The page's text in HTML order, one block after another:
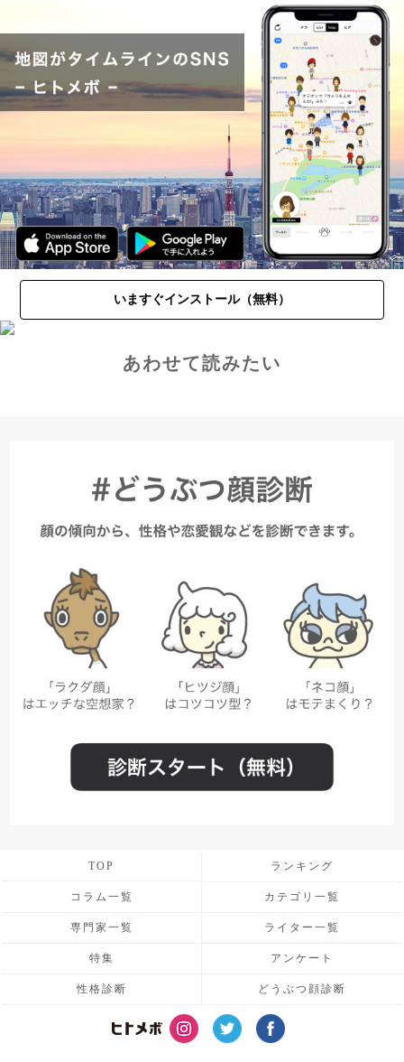
いますぐインストール（無料）
あわせて読みたい
TOP ランキング
コラム一覧 カテゴリ一覧
専門家一覧 ライター一覧
特集 アンケート
性格診断 どうぶつ顔診断